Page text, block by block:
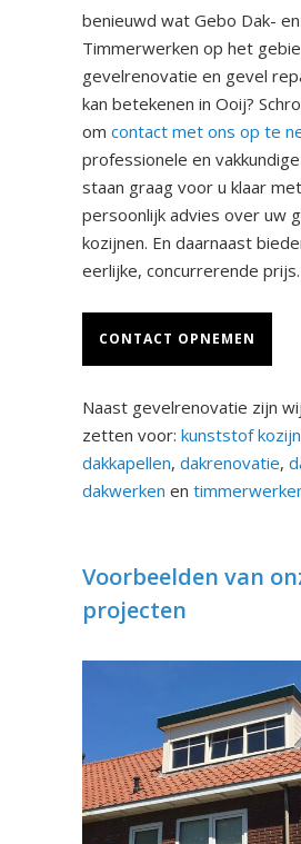
benieuwd wat Gebo Dak- en
Timmerwerken op het
gevelrenovatie en gevel
kan betekenen in Ooij?
om contact met ons op te
professionele en
staan graag voor u klaar
persoonlijk advies over uw
kozijnen. En daarnaast
eerlijke, concurrerende prijs.
CONTACT OPNEMEN
Naast gevelrenovatie zijn
zetten voor: kunststof
dakkapellen, dakrenovatie,
dakwerken en
Voorbeelden van
projecten
Dakkapel